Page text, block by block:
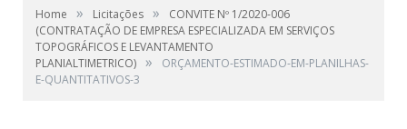
Home » Licitações »
CONVITE Nº 1/2020-006
(CONTRATAÇÃO DE EMPRESA ESPECIALIZADA EM SERVIÇOS
TOPOGRÁFICOS E LEVANTAMENTO
PLANIALTIMETRICO) »
ORÇAMENTO-ESTIMADO-EM-PLANILHAS-
E-QUANTITATIVOS-3